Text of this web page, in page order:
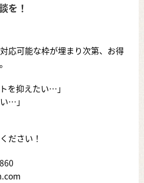
を！
応可能な枠が埋まり次第、お得
を抑えたい…」
…」
ださい！